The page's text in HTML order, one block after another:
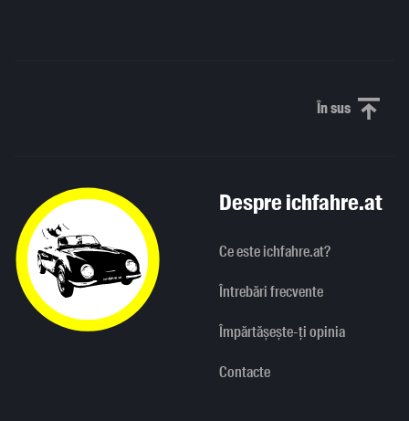
În susDerulați
Despre ichfahre.at
Ce este ichfahre.at?
Întrebări frecvente
Împărtășește-ți opinia
Contacte